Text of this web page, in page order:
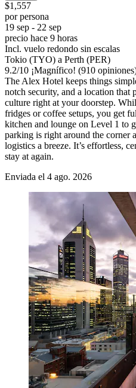
$1,557
por persona
19 sep - 22 sep
precio hace 9 horas
Incl. vuelo redondo sin escalas
Tokio (TYO) a Perth (PER)
9.2/10 ¡Magnífico! (910
The Alex Hotel keeps things
notch security, and a location that
culture right at your doorstep.
fridges or coffee setups, you get
kitchen and lounge on Level 1 to
parking is right around the corner
logistics a breeze. It’s effortless,
stay at again.
Enviada el 4 ago. 2026